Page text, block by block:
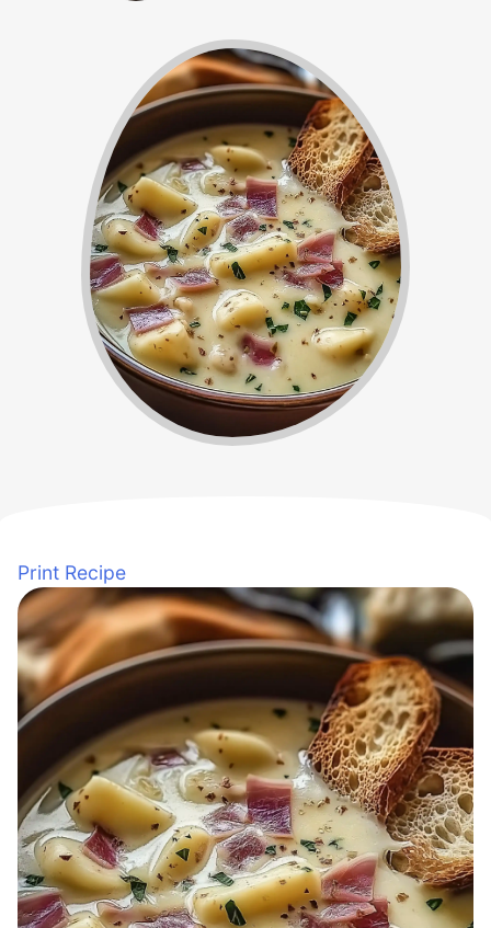
Print Recipe